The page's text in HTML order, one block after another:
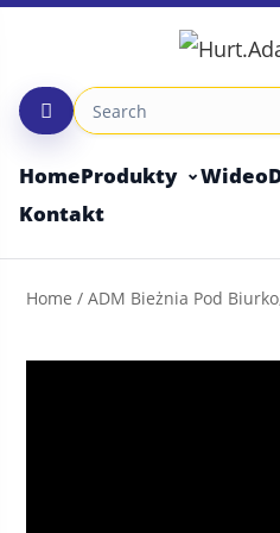
Skip
HomeProdukty Wideo
Kontakt
Home / ADM Bieżnia Pod